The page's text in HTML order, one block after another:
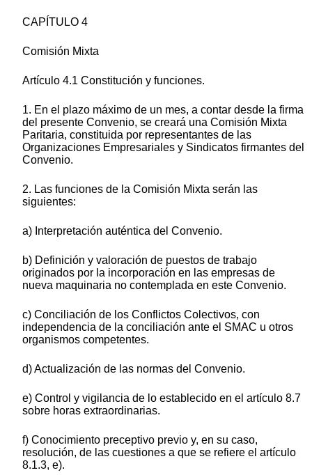
CAPÍTULO 4
Comisión Mixta
Artículo 4.1 Constitución y funciones.
1. En el plazo máximo de un mes, a contar desde la firma
del presente Convenio, se creará una Comisión Mixta
Paritaria, constituida por representantes de las
Organizaciones Empresariales y Sindicatos firmantes del
Convenio.
2. Las funciones de la Comisión Mixta serán las
siguientes:
a) Interpretación auténtica del Convenio.
b) Definición y valoración de puestos de trabajo
originados por la incorporación en las empresas de
nueva maquinaria no contemplada en este Convenio.
c) Conciliación de los Conflictos Colectivos, con
independencia de la conciliación ante el SMAC u otros
organismos competentes.
d) Actualización de las normas del Convenio.
e) Control y vigilancia de lo establecido en el artículo 8.7
sobre horas extraordinarias.
f) Conocimiento preceptivo previo y, en su caso,
resolución, de las cuestiones a que se refiere el artículo
8.1.3, e).